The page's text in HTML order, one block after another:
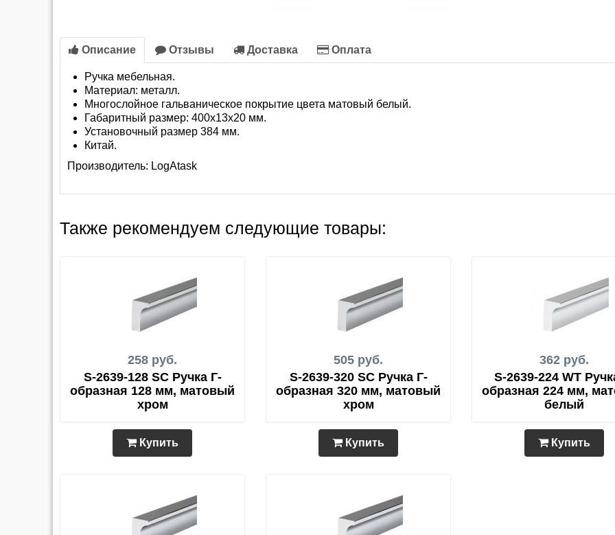
Описание Отзывы Доставка Оплата
Ручка мебельная.
Материал: металл.
Многослойное гальваническое покрытие цвета матовый белый.
Габаритный размер: 400х13х20 мм.
Установочный размер 384 мм.
Китай.
Производитель: LogAtask
Также рекомендуем следующие товары:
258 руб.
S-2639-128 SC Ручка Г-
образная 128 мм, матовый
хром
Купить
505 руб.
S-2639-320 SC Ручка Г-
образная 320 мм, матовый
хром
Купить
362 руб.
S-2639-224 WT
образная 224 мм,
белый
Купить